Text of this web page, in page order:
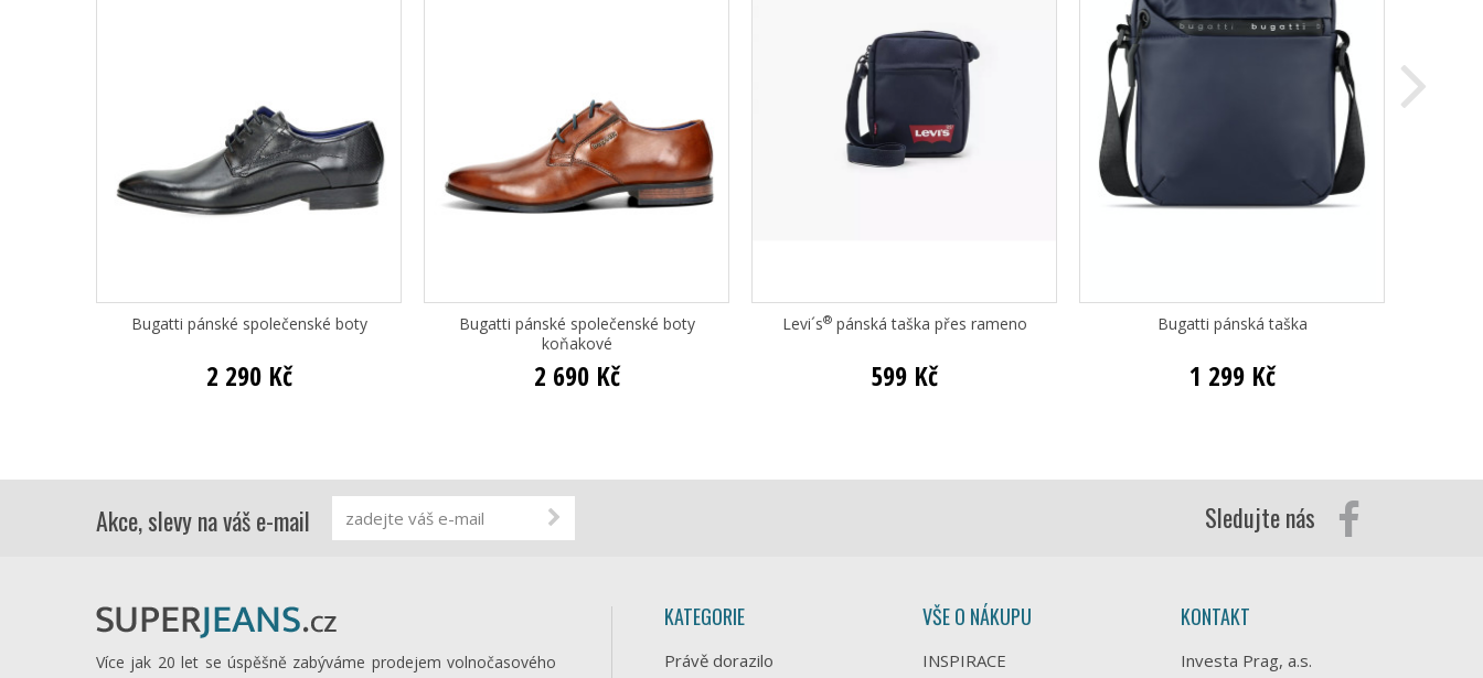
Bugatti pánské společenské boty
2 290 Kč
Bugatti pánské společenské boty
koňakové
2 690 Kč
Levi´s®pánská taška přes rameno
599 Kč
Bugatti pánská taška
1 299 Kč
Akce, slevy na váš e-mail Sledujte nás
Více jak 20 let se úspěšně zabýváme prodejem volnočasového
KATEGORIE
Právě dorazilo
VŠE O NÁKUPU
INSPIRACE
KONTAKT
Investa Prag, a.s.